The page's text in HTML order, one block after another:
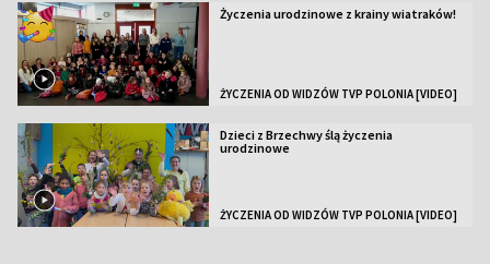
Życzenia urodzinowe z krainy wiatraków!
ŻYCZENIA OD WIDZÓW TVP POLONIA [VIDEO]
Dzieci z Brzechwy ślą życzenia
urodzinowe
ŻYCZENIA OD WIDZÓW TVP POLONIA [VIDEO]